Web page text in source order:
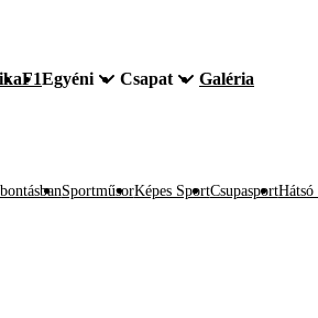
F1Egyéni Csapat Galéria
SportműsorKépes SportCsupasportHátsó